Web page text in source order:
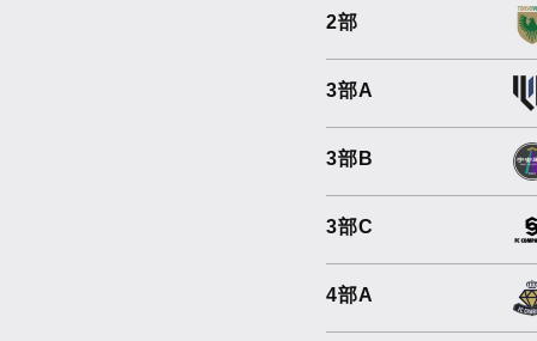
2部
3部A
3部B
3部C
4部A